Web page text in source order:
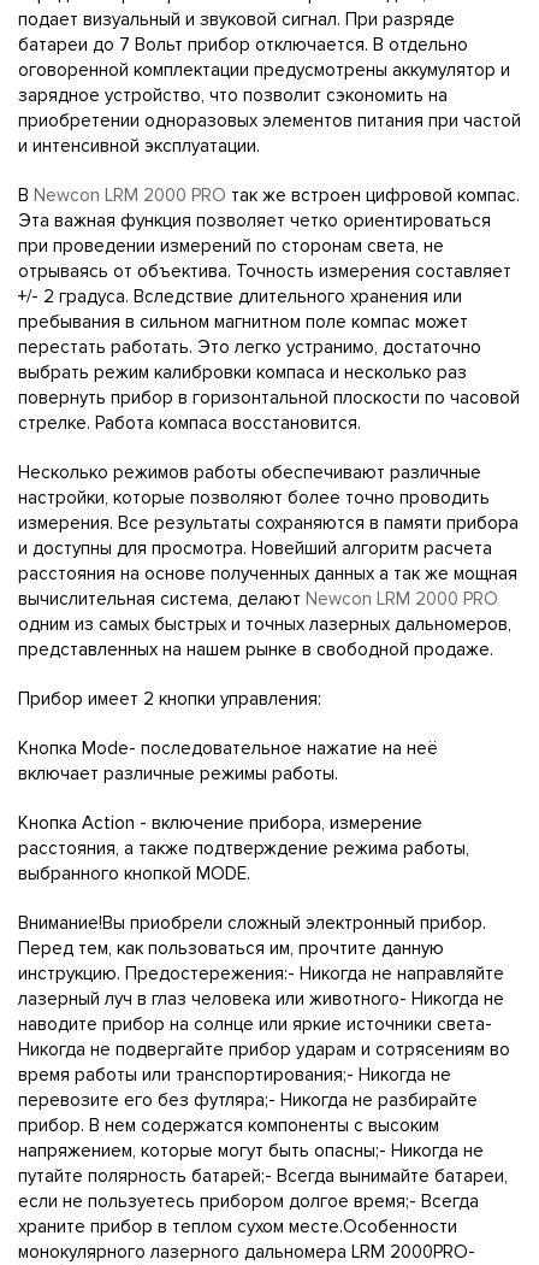
подает визуальный и звуковой сигнал. При разряде
батареи до 7 Вольт прибор отключается. В отдельно
оговоренной комплектации предусмотрены аккумулятор и
зарядное устройство, что позволит сэкономить на
приобретении одноразовых элементов питания при частой
и интенсивной эксплуатации.
В Newcon LRM 2000 PRO так же встроен цифровой компас.
Эта важная функция позволяет четко ориентироваться
при проведении измерений по сторонам света, не
отрываясь от объектива. Точность измерения составляет
+/- 2 градуса. Вследствие длительного хранения или
пребывания в сильном магнитном поле компас может
перестать работать. Это легко устранимо, достаточно
выбрать режим калибровки компаса и несколько раз
повернуть прибор в горизонтальной плоскости по часовой
стрелке. Работа компаса восстановится.
Несколько режимов работы обеспечивают различные
настройки, которые позволяют более точно проводить
измерения. Все результаты сохраняются в памяти прибора
и доступны для просмотра. Новейший алгоритм расчета
расстояния на основе полученных данных а так же мощная
вычислительная система, делают Newcon LRM 2000 PRO
одним из самых быстрых и точных лазерных дальномеров,
представленных на нашем рынке в свободной продаже.
Прибор имеет 2 кнопки управления:
Кнопка Mode- последовательное нажатие на неё
включает различные режимы работы.
Кнопка Action - включение прибора, измерение
расстояния, а также подтверждение режима работы,
выбранного кнопкой MODE.
Внимание!Вы приобрели сложный электронный прибор.
Перед тем, как пользоваться им, прочтите данную
инструкцию. Предостережения:- Никогда не направляйте
лазерный луч в глаз человека или животного- Никогда не
наводите прибор на солнце или яркие источники света-
Никогда не подвергайте прибор ударам и сотрясениям во
время работы или транспортирования;- Никогда не
перевозите его без футляра;- Никогда не разбирайте
прибор. В нем содержатся компоненты с высоким
напряжением, которые могут быть опасны;- Никогда не
путайте полярность батарей;- Всегда вынимайте батареи,
если не пользуетесь прибором долгое время;- Всегда
храните прибор в теплом сухом месте.Особенности
монокулярного лазерного дальномера LRM 2000PRO-